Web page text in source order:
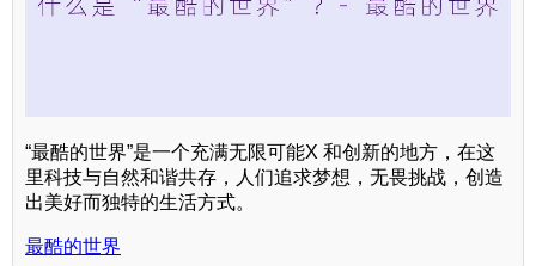
“最酷的世界”是一个充满无限可能X 和创新的地方，在这
里科技与自然和谐共存，人们追求梦想，无畏挑战，创造
出美好而独特的生活方式。
最酷的世界